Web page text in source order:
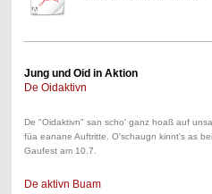
Jung und Oid in Aktion
De Oidaktivn
De "Oidaktivn" san scho' ganz hoaß auf
füa eanane Auftritte. O'schaugn kinnt's as
Gaufest am 10.7.
De aktivn Buam